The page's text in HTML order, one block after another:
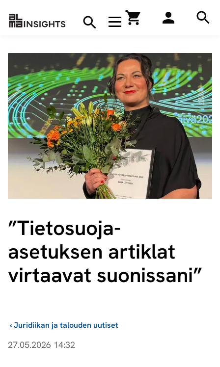
Avaa navigaatio
Hae
”Tietosuoja-
asetuksen artiklat
virtaavat suonissani”
Juridiikan ja talouden uutiset
›
27.05.2026 14:32